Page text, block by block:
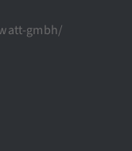
gmbh/